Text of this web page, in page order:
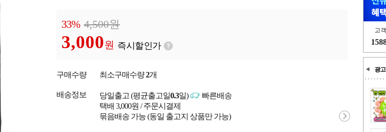
고
광고
33% 4,500원
3,000원 즉시할인가
구매수량 최소구매수량2개
배송정보 당일출고 (평균출고일0.3일)
빠른배송
택배 3,000원 / 주문시결제
묶음배송 가능 (동일 출고지 상품만 가능)